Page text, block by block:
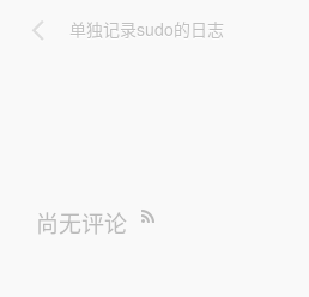
单独记录sudo的日志
尚无评论